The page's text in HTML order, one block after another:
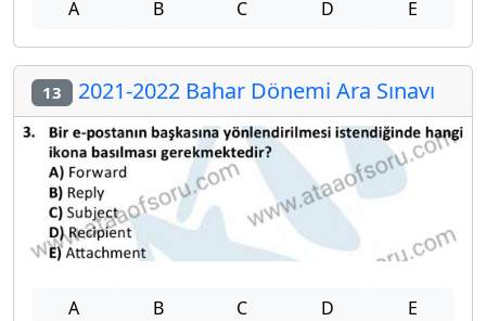
A B C D E
13 2021-2022 Bahar Dönemi Ara Sınavı
A B C D E